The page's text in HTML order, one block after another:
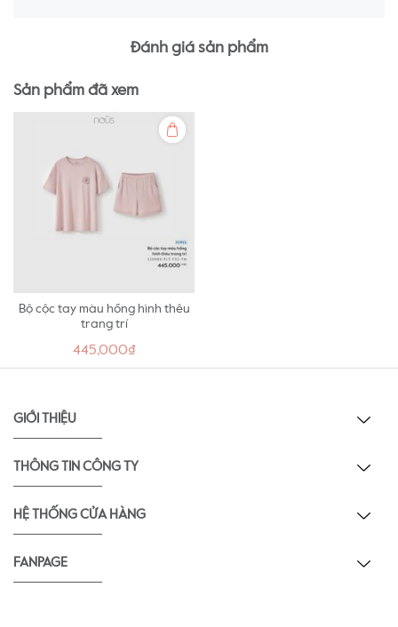
Đánh giá sản phẩm
Sản phẩm đã xem
Bộ cộc tay màu hồng hình thêu
trang trí
445,000₫
GIỚI THIỆU
THÔNG TIN CÔNG TY
HỆ THỐNG CỬA HÀNG
FANPAGE